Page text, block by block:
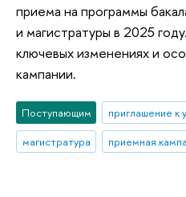
приема на программы
и магистратуры в 2025
ключевых изменениях и
кампании.
Поступающим приглашение к
магистратура
приемная